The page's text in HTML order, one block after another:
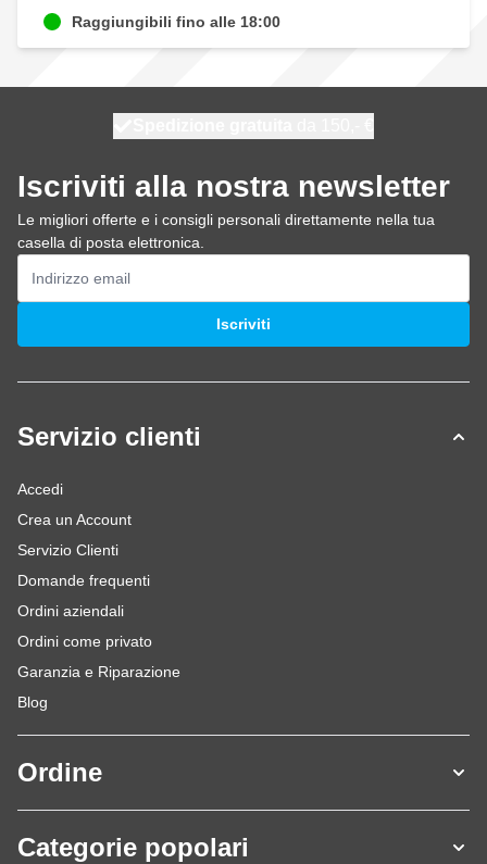
Raggiungibili fino alle 18:00
Iscriviti alla nostra newsletter
Le migliori offerte e i consigli personali direttamente nella tua
casella di posta elettronica.
Indirizzo email
Iscriviti
Servizio clienti
Accedi
Crea un Account
Servizio Clienti
Domande frequenti
Ordini aziendali
Ordini come privato
Garanzia e Riparazione
Blog
Ordine
Categorie popolari